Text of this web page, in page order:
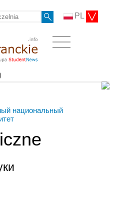
PL
национальный